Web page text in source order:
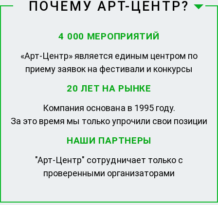
ПОЧЕМУ АРТ-ЦЕНТР?
4 000 МЕРОПРИЯТИЙ
«Арт-Центр» является единым центром по
приему заявок на фестивали и конкурсы
20 ЛЕТ НА РЫНКЕ
Компания основана в 1995 году.
За это время мы только упрочили свои позиции
НАШИ ПАРТНЕРЫ
"Арт-Центр" сотрудничает только с
проверенными организаторами